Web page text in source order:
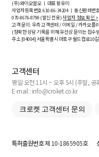
(주)와이오엘오 ㅣ 대표 황유미
사업자등록번호610-86-34204ㅣ 통신판매번
070-8676-8799 (발신 전용)사업자 정보 확인 >
고객 문의: 우측 고객센터 / 이메일 / 카카오플
(정확한 상담 기록을 위해 유선상 문의는 접수
주소 [04004] 서울특별시 마포구 월드컵로10
고객센터
평일 오전 11시 ~ 오후 5시 (주말, 공
E-mail : info@croket.co.kr
크로켓 고객센터 문의
특허출원번호제 10-1865905호